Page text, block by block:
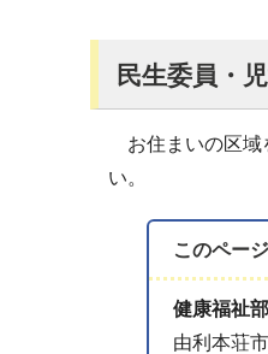
民生委員・
お住まいの区域
い。
このペー
健康福祉
由利本荘